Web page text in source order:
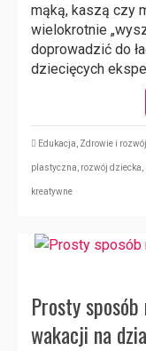
mąką, kaszą czy
wielokrotnie
doprowadzić do
dziecięcych
Edukacja Zdrowie i
plastyczna rozwój dziecka
kreatywne
Prosty
wakacji na